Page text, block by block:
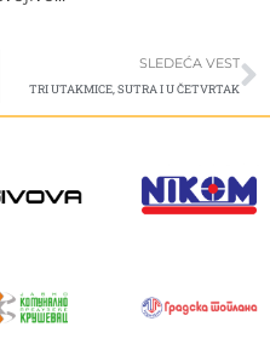
SLEDEĆA VEST
TRI UTAKMICE, SUTRA I U ČETVRTAK